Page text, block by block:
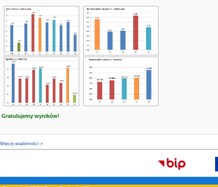
Gratulujemy wyników!
Więcej wiadomości »